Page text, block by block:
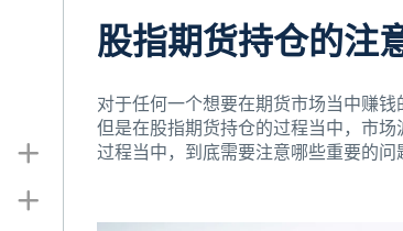
股指期货持仓的注
对于任何一个想要在期货市场当中赚
但是在股指期货持仓的过程当中，市
过程当中，到底需要注意哪些重要的问